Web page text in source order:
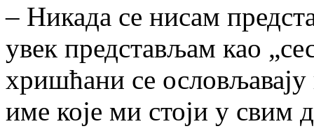
– Никада се нисам
увек представљам као
хришћани се
име које ми стоји у свим